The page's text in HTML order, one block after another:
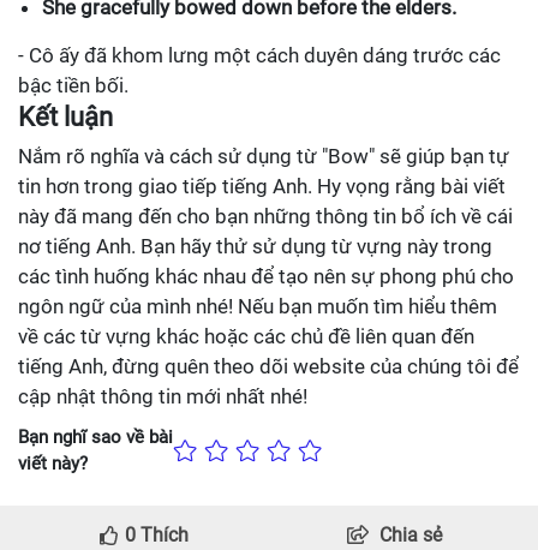
She gracefully bowed down before the elders.
- Cô ấy đã khom lưng một cách duyên dáng trước các
bậc tiền bối.
Kết luận
Nắm rõ nghĩa và cách sử dụng từ "Bow" sẽ giúp bạn tự
tin hơn trong giao tiếp tiếng Anh. Hy vọng rằng bài viết
này đã mang đến cho bạn những thông tin bổ ích về cái
nơ tiếng Anh. Bạn hãy thử sử dụng từ vựng này trong
các tình huống khác nhau để tạo nên sự phong phú cho
ngôn ngữ của mình nhé! Nếu bạn muốn tìm hiểu thêm
về các từ vựng khác hoặc các chủ đề liên quan đến
tiếng Anh, đừng quên theo dõi website của chúng tôi để
cập nhật thông tin mới nhất nhé!
Bạn nghĩ sao về bài
viết này?
0 Thích Chia sẻ